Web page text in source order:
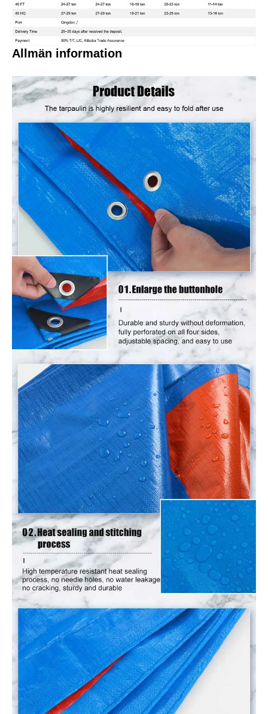
Allmän information